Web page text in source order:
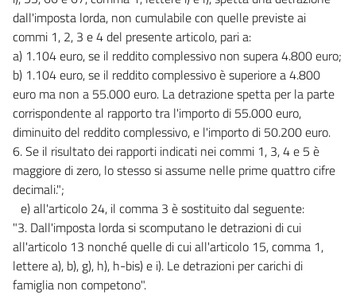
dall'imposta lorda, non cumulabile con quelle previste ai
commi 1, 2, 3 e 4 del presente articolo, pari a:
a) 1.104 euro, se il reddito complessivo non supera 4.800 euro;
b) 1.104 euro, se il reddito complessivo è superiore a 4.800
euro ma non a 55.000 euro. La detrazione spetta per la parte
corrispondente al rapporto tra l'importo di 55.000 euro,
diminuito del reddito complessivo, e l'importo di 50.200 euro.
6. Se il risultato dei rapporti indicati nei commi 1, 3, 4 e 5 è
maggiore di zero, lo stesso si assume nelle prime quattro cifre
decimali.";
e) all'articolo 24, il comma 3 è sostituito dal seguente:
"3. Dall'imposta lorda si scomputano le detrazioni di cui
all'articolo 13 nonché quelle di cui all'articolo 15, comma 1,
lettere a), b), g), h), h-bis) e i). Le detrazioni per carichi di
famiglia non competono".